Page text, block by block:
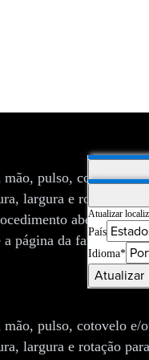
Vet
Supplier
Atualizar
País
Idioma*
Atualizar
pulso, cotovelo e/
largura e rotação
aberto. A
a página da família de
pulso, cotovelo e/
largura e rotação